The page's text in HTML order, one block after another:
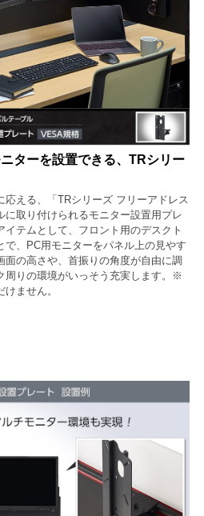
ターを設置できる、TRシリー
える、「TRシリーズ フリーアドレス
に取り付けられるモニター設置用プレ
テムとして、フロント用のデスクト
で、PC用モニターをパネル上の見やす
面の高さや、首振りの角度が自由に調
周りの環境がいっそう充実します。※
ません。